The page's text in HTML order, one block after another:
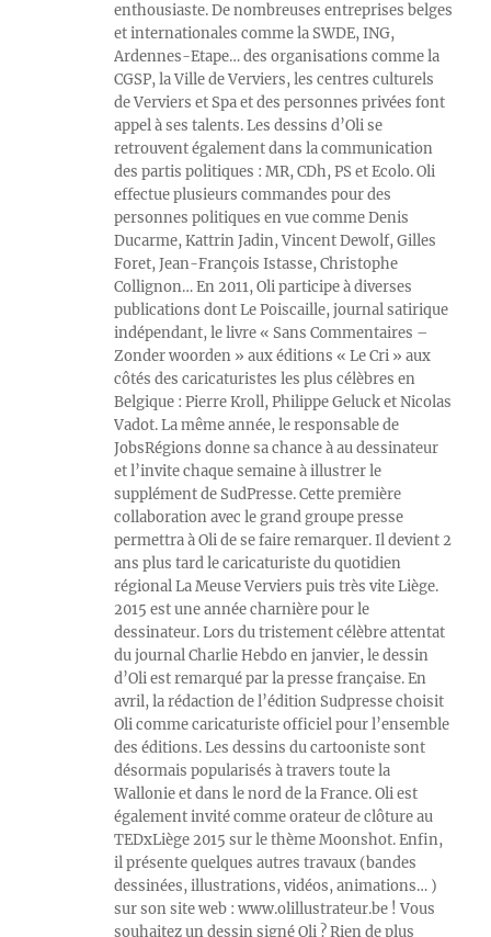
enthousiaste. De nombreuses entreprises belges
et internationales comme la SWDE, ING,
Ardennes-Etape… des organisations comme la
CGSP, la Ville de Verviers, les centres culturels
de Verviers et Spa et des personnes privées font
appel à ses talents. Les dessins d’Oli se
retrouvent également dans la communication
des partis politiques : MR, CDh, PS et Ecolo. Oli
effectue plusieurs commandes pour des
personnes politiques en vue comme Denis
Ducarme, Kattrin Jadin, Vincent Dewolf, Gilles
Foret, Jean-François Istasse, Christophe
Collignon… En 2011, Oli participe à diverses
publications dont Le Poiscaille, journal satirique
indépendant, le livre « Sans Commentaires –
Zonder woorden » aux éditions « Le Cri » aux
côtés des caricaturistes les plus célèbres en
Belgique : Pierre Kroll, Philippe Geluck et Nicolas
Vadot. La même année, le responsable de
JobsRégions donne sa chance à au dessinateur
et l’invite chaque semaine à illustrer le
supplément de SudPresse. Cette première
collaboration avec le grand groupe presse
permettra à Oli de se faire remarquer. Il devient 2
ans plus tard le caricaturiste du quotidien
régional La Meuse Verviers puis très vite Liège.
2015 est une année charnière pour le
dessinateur. Lors du tristement célèbre attentat
du journal Charlie Hebdo en janvier, le dessin
d’Oli est remarqué par la presse française. En
avril, la rédaction de l’édition Sudpresse choisit
Oli comme caricaturiste officiel pour l’ensemble
des éditions. Les dessins du cartooniste sont
désormais popularisés à travers toute la
Wallonie et dans le nord de la France. Oli est
également invité comme orateur de clôture au
TEDxLiège 2015 sur le thème Moonshot. Enfin,
il présente quelques autres travaux (bandes
dessinées, illustrations, vidéos, animations… )
sur son site web : www.olillustrateur.be ! Vous
souhaitez un dessin signé Oli ? Rien de plus